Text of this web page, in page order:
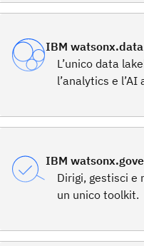
IBM watsonx.data
L’unico data
l’analytics e l’AI
IBM
Dirigi, gestisci
un unico toolkit.